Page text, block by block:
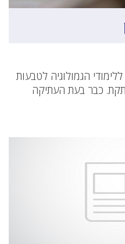
הגמולוגיה לטבעות
כבר בעת העתיקה